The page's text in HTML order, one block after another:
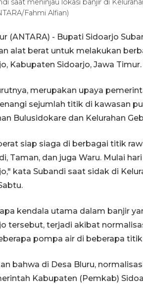
saat meninjau lokasi banjir di
Fahmi Alfian)
(ANTARA) - Bupati Sidoarjo
alat berat untuk melakukan
Kabupaten Sidoarjo, Jawa Timur.
merupakan upaya
sejumlah titik di kawasan
Bulusidokare dan Kelurahan
siap siaga di berbagai titik
Taman, dan juga Waru. Mulai
kata Subandi saat sidak di
kendala utama dalam banjir
tersebut, terjadi akibat
pompa air di beberapa
bahwa di Desa Bluru,
Kabupaten (Pemkab)